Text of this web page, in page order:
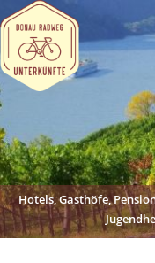
Hotels, Gasthöfe,